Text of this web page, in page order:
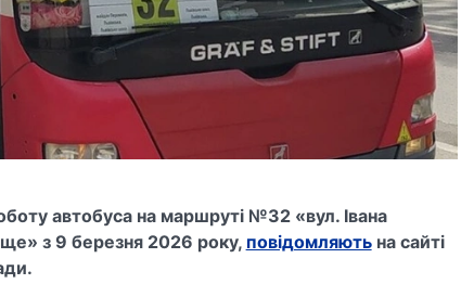
автобуса на маршруті №32 «вул. Івана
з 9 березня 2026 року, повідомляютьна сайті